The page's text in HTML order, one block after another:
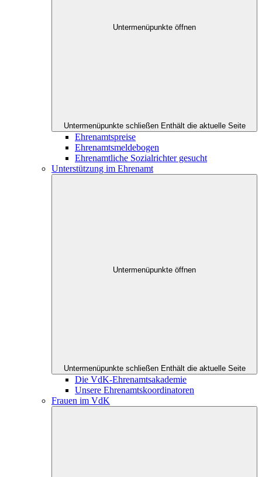
Untermenüpunkte öffnen
Untermenüpunkte schließen Enthält die aktuelle Seite
Ehrenamtspreise
Ehrenamtsmeldebogen
Ehrenamtliche Sozialrichter gesucht
Unterstützung im Ehrenamt
Untermenüpunkte öffnen
Untermenüpunkte schließen Enthält die aktuelle Seite
Die VdK-Ehrenamtsakademie
Unsere Ehrenamtskoordinatoren
Frauen im VdK